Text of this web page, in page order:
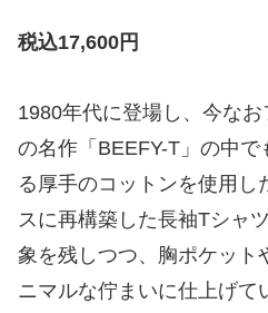
税込17,600円
1980年代に登場し、今な
の名作「BEEFY-T」の中
る厚手のコットンを使用し
スに再構築した長袖Tシャ
象を残しつつ、胸ポケット
ニマルな佇まいに仕上げて